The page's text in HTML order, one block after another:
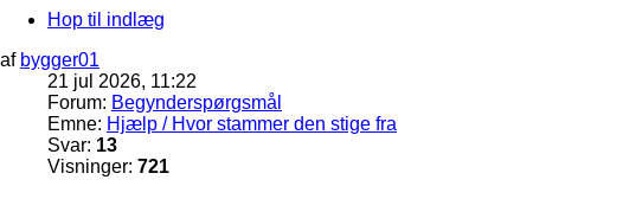
Hop til indlæg
af bygger01
21 jul 2026, 11:22
Forum: Begynderspørgsmål
Emne: Hjælp / Hvor stammer den stige fra
Svar: 13
Visninger: 721